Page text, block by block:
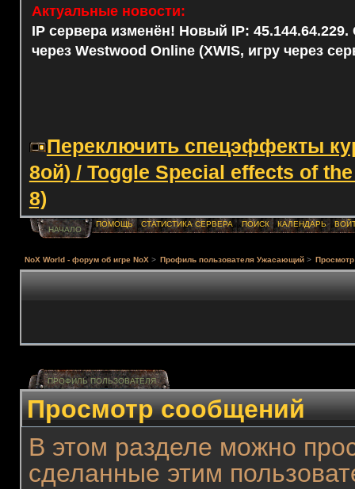
Актуальные новости:
IP сервера изменён! Новый IP: 45.144.64.229.
через Westwood Online (XWIS, игру через
Переключить спецэффекты
8ой) / Toggle Special effects of
8)
НАЧАЛО
ПОМОЩЬ СТАТИСТИКА СЕРВЕРА ПОИСК КАЛЕНДАРЬ
NoX World - форум об игре NoX > Профиль пользователя Ужасающий >
ПРОФИЛЬ ПОЛЬЗОВАТЕЛЯ
Просмотр сообщений
В этом разделе можно
сделанные этим